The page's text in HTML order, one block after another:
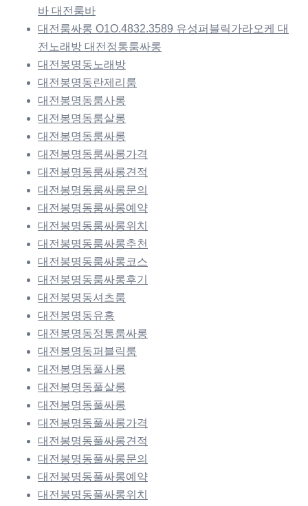
바 대전룸바
대전룸싸롱 O1O.4832.3589 유성퍼블릭가라오케 대
전노래방 대전정통룸싸롱
대전봉명동노래방
대전봉명동란제리룸
대전봉명동룸사롱
대전봉명동룸살롱
대전봉명동룸싸롱
대전봉명동룸싸롱가격
대전봉명동룸싸롱견적
대전봉명동룸싸롱문의
대전봉명동룸싸롱예약
대전봉명동룸싸롱위치
대전봉명동룸싸롱추천
대전봉명동룸싸롱코스
대전봉명동룸싸롱후기
대전봉명동셔츠룸
대전봉명동유흥
대전봉명동정통룸싸롱
대전봉명동퍼블릭룸
대전봉명동풀사롱
대전봉명동풀살롱
대전봉명동풀싸롱
대전봉명동풀싸롱가격
대전봉명동풀싸롱견적
대전봉명동풀싸롱문의
대전봉명동풀싸롱예약
대전봉명동풀싸롱위치